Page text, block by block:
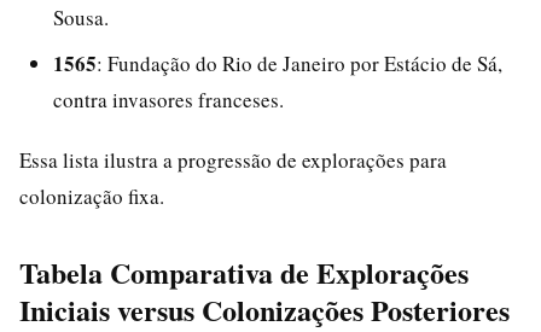
Sousa.
1565: Fundação do Rio de Janeiro por Estácio de Sá,
contra invasores franceses.
Essa lista ilustra a progressão de explorações para
colonização fixa.
Tabela Comparativa de Explorações
Iniciais versus Colonizações Posteriores